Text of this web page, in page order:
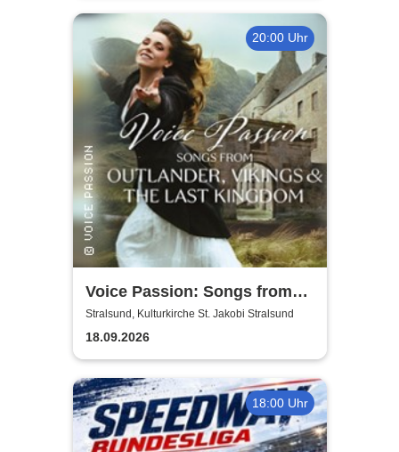
20:00 Uhr
Voice Passion: Songs from
Outlander, Vikings & The Last
Kingdom
Stralsund, Kulturkirche St. Jakobi Stralsund
18.09.2026
18:00 Uhr